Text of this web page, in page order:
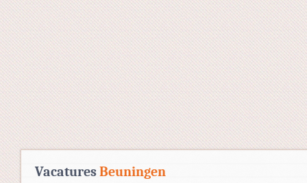
VacaturesBeuningen